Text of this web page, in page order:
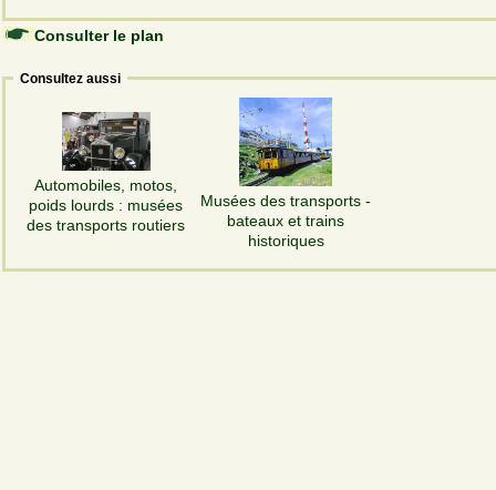
Consulter le plan
Consultez aussi
Automobiles, motos,
poids lourds : musées
des transports routiers
Musées des transports -
bateaux et trains
historiques